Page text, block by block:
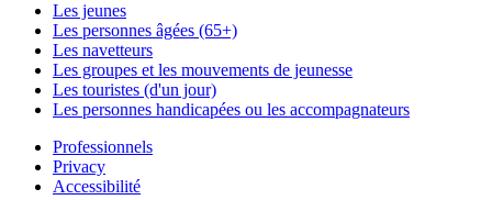
Les jeunes
Les personnes âgées (65+)
Les navetteurs
Les groupes et les mouvements de jeunesse
Les touristes (d'un jour)
Les personnes handicapées ou les accompagnateurs
Professionnels
Privacy
Accessibilité